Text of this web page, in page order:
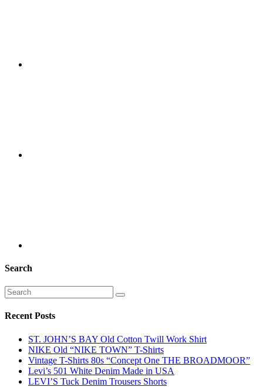
Search
Recent Posts
ST. JOHN’S BAY Old Cotton Twill Work Shirt
NIKE Old “NIKE TOWN” T-Shirts
Vintage T-Shirts 80s “Concept One THE BROADMOOR”
Levi’s 501 White Denim Made in USA
LEVI’S Tuck Denim Trousers Shorts